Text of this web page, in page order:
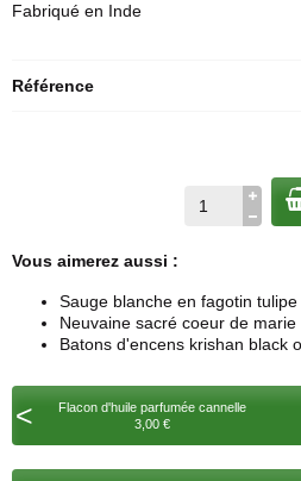
Fabriqué en Inde
Référence
Vous aimerez aussi :
Sauge blanche en fagotin
Neuvaine sacré coeur de marie
Batons d'encens krishan black
<
Flacon d'huile parfumée cannelle
3,00 €